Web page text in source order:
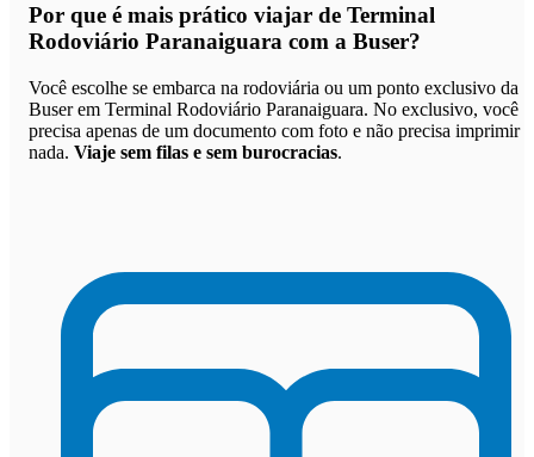
Por que é mais prático viajar de Terminal
Rodoviário Paranaiguara com a Buser?
Você escolhe se embarca na rodoviária ou um ponto exclusivo da
Buser em Terminal Rodoviário Paranaiguara. No exclusivo, você
precisa apenas de um documento com foto e não precisa imprimir
nada. Viaje sem filas e sem burocracias.